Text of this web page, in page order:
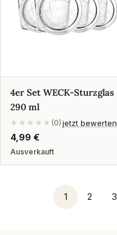
4er Set WECK-Sturzglas
290 ml
★★★★★ (0) jetzt bewerten
Regulärer
Preis
4,99 €
Ausverkauft
1 2 3